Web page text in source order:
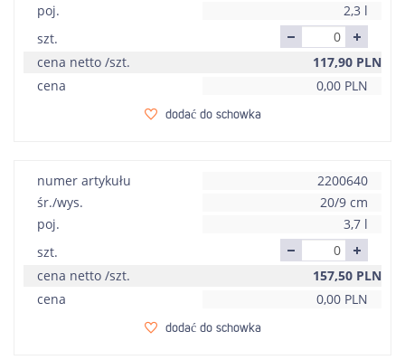
poj.
2,3 l
szt.
cena netto /szt.
117,90 PLN
cena
0,00 PLN
dodać do schowka
numer artykułu
2200640
śr./wys.
20/9 cm
poj.
3,7 l
szt.
cena netto /szt.
157,50 PLN
cena
0,00 PLN
dodać do schowka